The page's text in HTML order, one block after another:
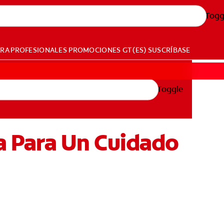
PROFESIONALES PROMOCIONES GT (ES) SUSCRÍBASE
Toggle
Para Un Cuidado